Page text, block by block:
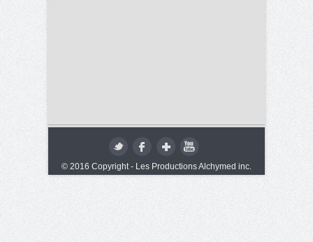
© 2016 Copyright - Les Productions Alchymed inc.